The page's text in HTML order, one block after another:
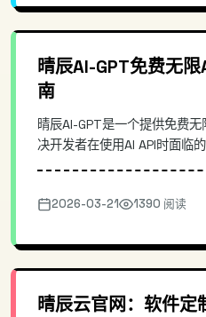
晴辰AI-GPT免费无
南
晴辰AI-GPT是一个提供免费
决开发者在使用AI API时面临
码演示展示如何快速集成到
的开发者参考。
2026-03-21 1390 阅读
晴辰云官网：软件定